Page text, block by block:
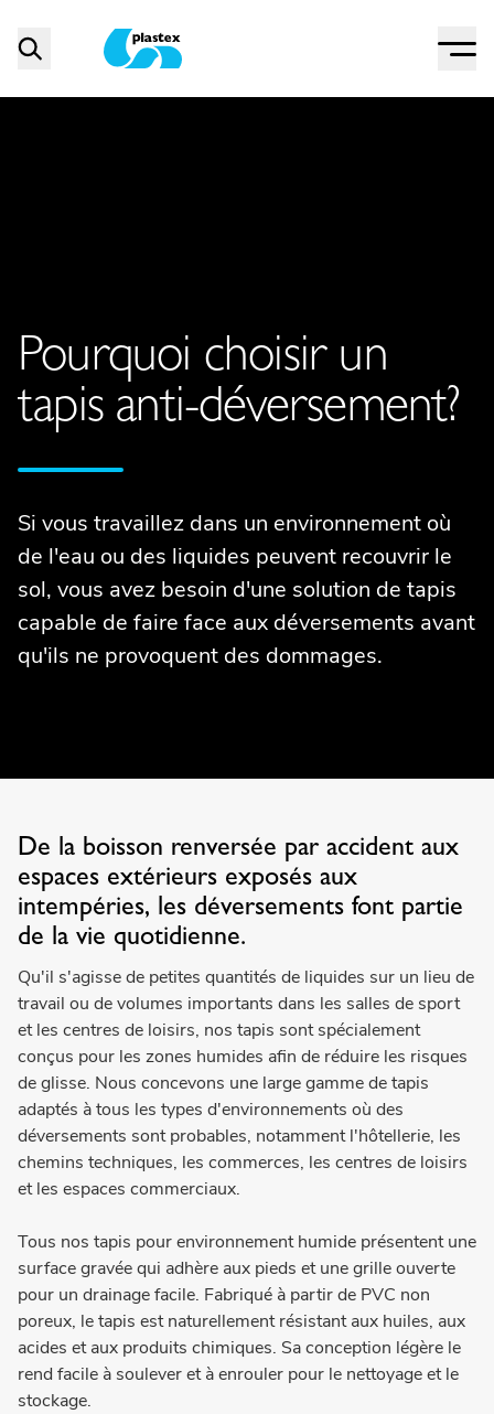
Menu
Pourquoi choisir un
tapis anti-déversement?
Si vous travaillez dans un environnement où
de l'eau ou des liquides peuvent recouvrir le
sol, vous avez besoin d'une solution de tapis
capable de faire face aux déversements avant
qu'ils ne provoquent des dommages.
De la boisson renversée par accident aux
espaces extérieurs exposés aux
intempéries, les déversements font partie
de la vie quotidienne.
Qu'il s'agisse de petites quantités de liquides sur un lieu de
travail ou de volumes importants dans les salles de sport
et les centres de loisirs, nos tapis sont spécialement
conçus pour les zones humides afin de réduire les risques
de glisse. Nous concevons une large gamme de tapis
adaptés à tous les types d'environnements où des
déversements sont probables, notamment l'hôtellerie, les
chemins techniques, les commerces, les centres de loisirs
et les espaces commerciaux.
Tous nos tapis pour environnement humide présentent une
surface gravée qui adhère aux pieds et une grille ouverte
pour un drainage facile. Fabriqué à partir de PVC non
poreux, le tapis est naturellement résistant aux huiles, aux
acides et aux produits chimiques. Sa conception légère le
rend facile à soulever et à enrouler pour le nettoyage et le
stockage.